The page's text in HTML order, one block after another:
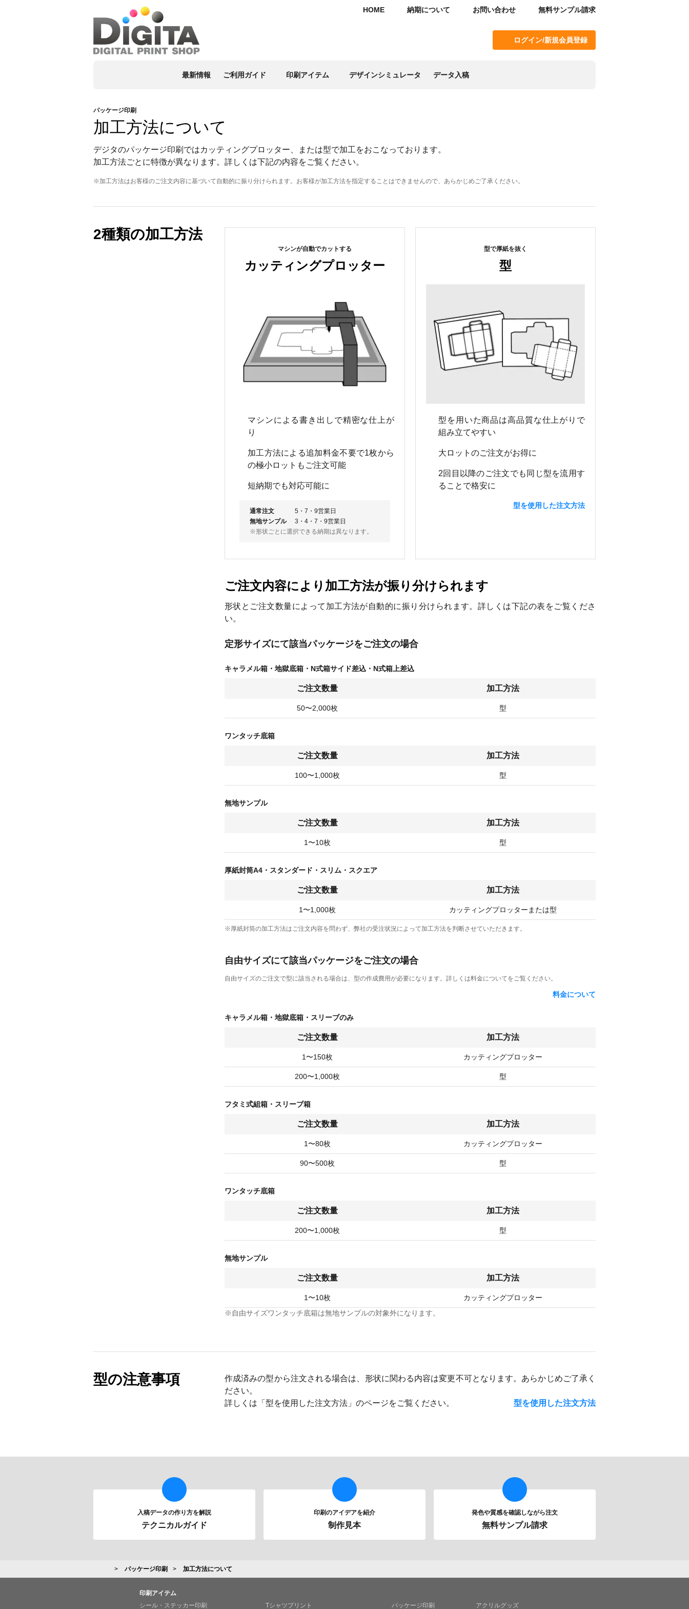
HOME 納期について お問い合わせ 無料サンプル請求
ログイン/新規会員登録
最新情報 ご利用ガイド 印刷アイテム デザインシミュレータ データ入稿
パッケージ印刷
加工方法について
デジタのパッケージ印刷ではカッティングプロッター、または型で加工をおこなっております。
加工方法ごとに特徴が異なります。詳しくは下記の内容をご覧ください。
※加工方法はお客様のご注文内容に基づいて自動的に振り分けられます。お客様が加工方法を指定することはできませんので、あらかじめご了承ください。
2種類の加工方法
マシンが自動でカットする
カッティングプロッター
マシンによる書き出しで精密な仕上が
り
加工方法による追加料金不要で1枚から
の極小ロットもご注文可能
短納期でも対応可能に
通常注文
5・7・9営業日
無地サンプル
3・4・7・9営業日
※形状ごとに選択できる納期は異なります。
型で厚紙を抜く
型
型を用いた商品は高品質な仕上がりで
組み立てやすい
大ロットのご注文がお得に
2回目以降のご注文でも同じ型を流用す
ることで格安に
型を使用した注文方法
ご注文内容により加工方法が振り分けられます
形状とご注文数量によって加工方法が自動的に振り分けられます。詳しくは下記の表をご覧くださ
い。
定形サイズにて該当パッケージをご注文の場合
キャラメル箱・地獄底箱・N式箱サイド差込・N式箱上差込
ご注文数量 加工方法
50〜2,000枚 型
ワンタッチ底箱
ご注文数量 加工方法
100〜1,000枚 型
無地サンプル
ご注文数量 加工方法
1〜10枚 型
厚紙封筒A4・スタンダード・スリム・スクエア
ご注文数量 加工方法
1〜1,000枚 カッティングプロッターまたは型
※厚紙封筒の加工方法はご注文内容を問わず、弊社の受注状況によって加工方法を判断させていただきます。
自由サイズにて該当パッケージをご注文の場合
自由サイズのご注文で型に該当される場合は、型の作成費用が必要になります。詳しくは料金についてをご覧ください。
料金について
キャラメル箱・地獄底箱・スリーブのみ
ご注文数量 加工方法
1〜150枚 カッティングプロッター
200〜1,000枚 型
フタミ式組箱・スリーブ箱
ご注文数量 加工方法
1〜80枚 カッティングプロッター
90〜500枚 型
ワンタッチ底箱
ご注文数量 加工方法
200〜1,000枚 型
無地サンプル
ご注文数量 加工方法
1〜10枚
カッティングプロッター
※自由サイズワンタッチ底箱は無地サンプルの対象外になります。
型の注意事項
作成済みの型から注文される場合は、形状に関わる内容は変更不可となります。あらかじめご了承く
ださい。
詳しくは「型を使用した注文方法」のページをご覧ください。
型を使用した注文方法
入稿データの作り方を解説
テクニカルガイド
印刷のアイデアを紹介
制作見本
発色や質感を確認しながら注文
無料サンプル請求
パッケージ印刷 加工方法について
印刷アイテム
シール・ステッカー印刷
Tシャツプリント パッケージ印刷 アクリルグッズ